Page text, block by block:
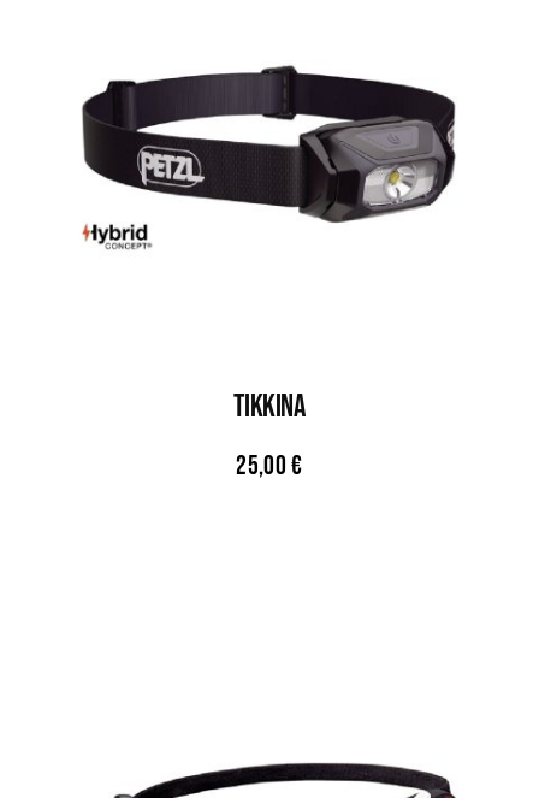
TIKKINA
25,00€